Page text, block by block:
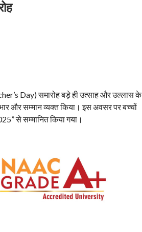
Day) समारोह बड़े ही उत्साह और उल्लास के
और सम्मान व्यक्त किया। इस अवसर पर बच्चों
से सम्मानित किया गया।